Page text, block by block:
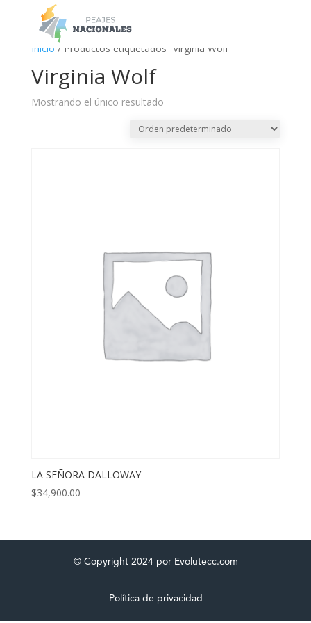
Inicio / Productos etiquetados “Virginia Wolf”
Virginia Wolf
Mostrando el único resultado
LA SEÑORA DALLOWAY
$34,900.00
© Copyright 2024 por Evolutecc.com
Política de privacidad